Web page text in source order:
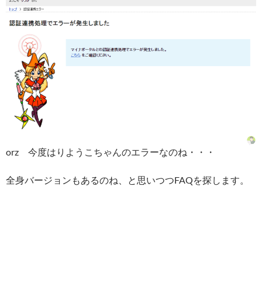
orz 今度はりようこちゃんのエラーなのね・・・
全身バージョンもあるのね、と思いつつFAQを探します。